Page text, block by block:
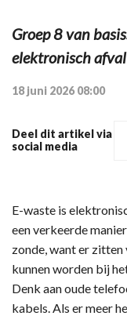
Groep 8 van
elektronisch
18 juni 2026 08:00
Deel dit artikel via
social media
E-waste is
een verkeerde
zonde, want er
kunnen worden bij
Denk aan oude
kabels. Als er meer